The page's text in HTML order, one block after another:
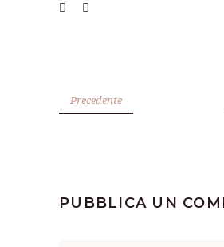
Precedente
PUBBLICA UN